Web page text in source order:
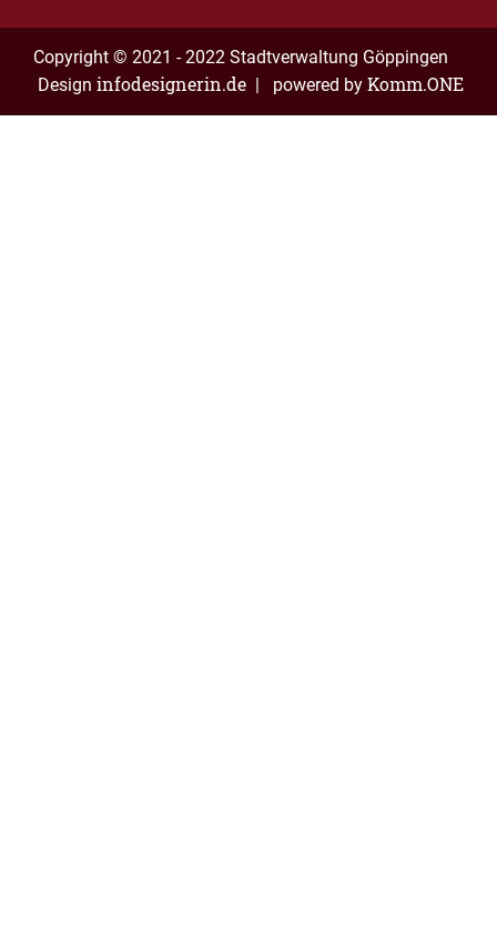
Copyright © 2021 - 2022 Stadtverwaltung Göppingen
Design infodesignerin.de | powered by Komm.ONE